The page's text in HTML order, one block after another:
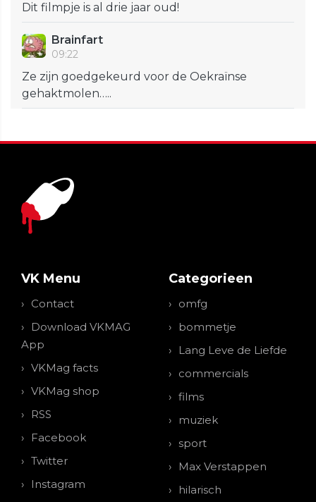
Dit filmpje is al drie jaar oud!
Brainfart
09:22
Ze zijn goedgekeurd voor de Oekraïnse
gehaktmolen…..
VK Menu
Contact
Download VKMAG
App
VKMag facts
VKMag shop
RSS
Facebook
Twitter
Instagram
Categorieen
omfg
bommetje
Lang Leve de Liefde
commercials
films
muziek
sport
Max Verstappen
hilarisch